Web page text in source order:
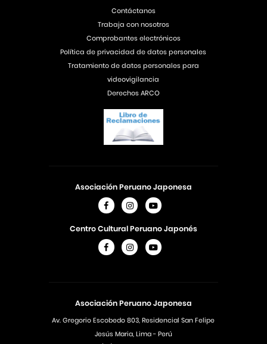
Asociación Peruano Japonesa
Av. Gregorio Escobedo 803, Residencial San Felipe
Jesús Maria, Lima - Perú
Asociación Peruano Japonesa
Centro Cultural Peruano Japonés
Contáctanos
Trabaja con nosotros
Comprobantes electrónicos
Política de privacidad de datos personales
Tratamiento de datos personales para
videovigilancia
Derechos ARCO